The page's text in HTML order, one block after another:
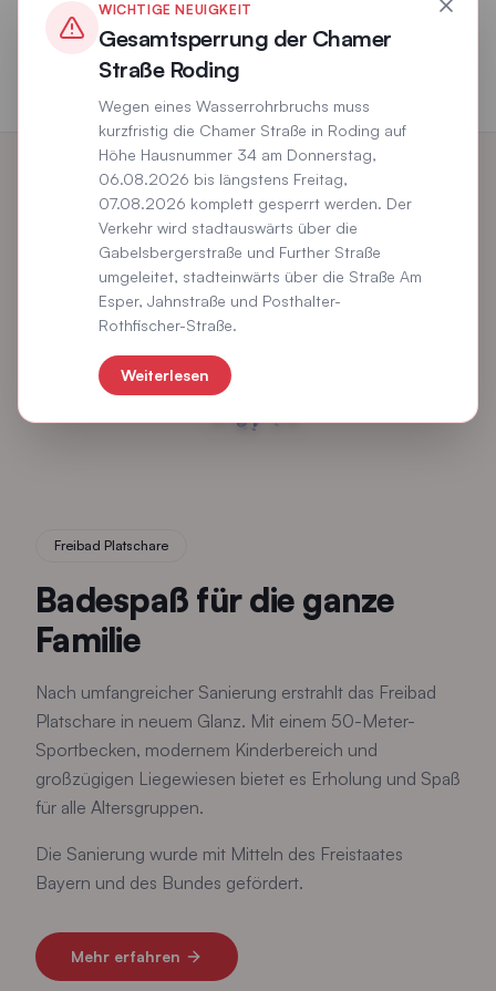
Freibad Platschare
Badespaß für die ganze
Familie
Nach umfangreicher Sanierung erstrahlt das Freibad
Platschare in neuem Glanz. Mit einem 50-Meter-
Sportbecken, modernem Kinderbereich und
großzügigen Liegewiesen bietet es Erholung und Spaß
für alle Altersgruppen.
Die Sanierung wurde mit Mitteln des Freistaates
Bayern und des Bundes gefördert.
Mehr erfahren
WICHTIGE NEUIGKEIT
Gesamtsperrung der Chamer
Straße Roding
Wegen eines Wasserrohrbruchs muss
kurzfristig die Chamer Straße in Roding auf
Höhe Hausnummer 34 am Donnerstag,
06.08.2026 bis längstens Freitag,
07.08.2026 komplett gesperrt werden. Der
Verkehr wird stadtauswärts über die
Gabelsbergerstraße und Further Straße
umgeleitet, stadteinwärts über die Straße Am
Esper, Jahnstraße und Posthalter-
Rothfischer-Straße.
Weiterlesen